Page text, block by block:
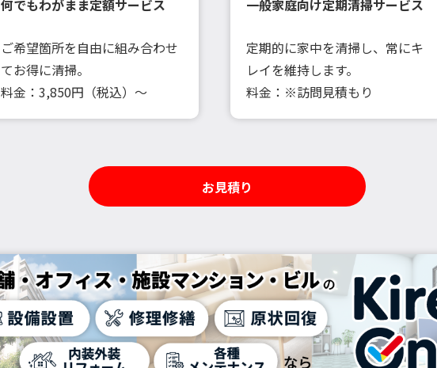
何でもわがまま定額サービス
ご希望箇所を自由に組み合わせ
てお得に清掃。
料金：3,850円（税込）～
一般家庭向け定期清掃サービス
定期的に家中を清掃し、常にキ
レイを維持します。
料金：※訪問見積もり
お見積り